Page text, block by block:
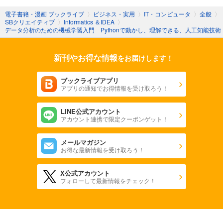
電子書籍・漫画 ブックライブ 〉 ビジネス・実用 〉 IT・コンピュータ 〉 全般 〉
SBクリエイティブ 〉 Informatics ＆IDEA 〉
データ分析のための機械学習入門 Pythonで動かし、理解できる、人工知能技術
新刊やお得な情報をお届けします！
ブックライブアプリ
アプリの通知でお得情報を受け取ろう！
LINE公式アカウント
アカウント連携で限定クーポンゲット！
メールマガジン
お得な最新情報を受け取ろう！
X公式アカウント
フォローして最新情報をチェック！